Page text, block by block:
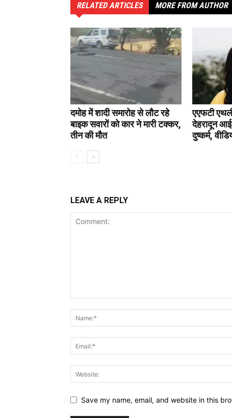
RELATED ARTICLES MORE FROM AUTHOR
दमोह में शादी समारोह से लौट रहे
बाइक सवारों को कार ने मारी टक्कर,
तीन की मौत
एएफटी
देहरादून
दुष्कर्म,
LEAVE A REPLY
Save my name, email, and website in this